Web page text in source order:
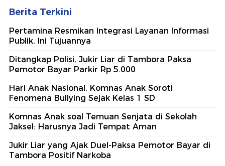
Berita Terkini
Pertamina Resmikan Integrasi Layanan Informasi
Publik, Ini Tujuannya
Ditangkap Polisi, Jukir Liar di Tambora Paksa
Pemotor Bayar Parkir Rp 5.000
Hari Anak Nasional, Komnas Anak Soroti
Fenomena Bullying Sejak Kelas 1 SD
Komnas Anak soal Temuan Senjata di Sekolah
Jaksel: Harusnya Jadi Tempat Aman
Jukir Liar yang Ajak Duel-Paksa Pemotor Bayar di
Tambora Positif Narkoba